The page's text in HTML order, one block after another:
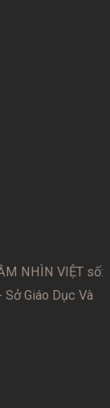
NHÌN VIỆT số:
Sở Giáo Dục Và